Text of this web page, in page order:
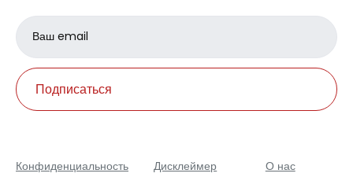
Email
address
Подписаться
Конфиденциальность Дисклеймер О нас